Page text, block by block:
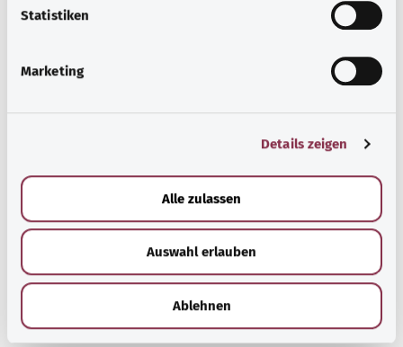
Statistiken
Marketing
Details zeigen
Alle zulassen
Auswahl erlauben
Ablehnen
mevcuttur. Kişi, uygun önlemlerle korunabilir. Nasıl
Ayrıntılı bilgi edinin
Başa dön
gesund.bund.de
Federal Sağlık Bakanlığı'nın